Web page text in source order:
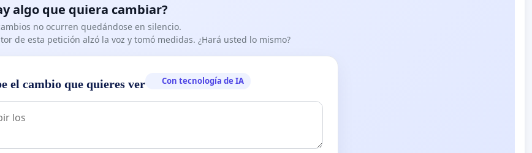
algo que quiera cambiar?
no ocurren quedándose en silencio.
de esta petición alzó la voz y tomó medidas. ¿Hará usted lo mismo?
el cambio que quieres ver Con tecnología de IA